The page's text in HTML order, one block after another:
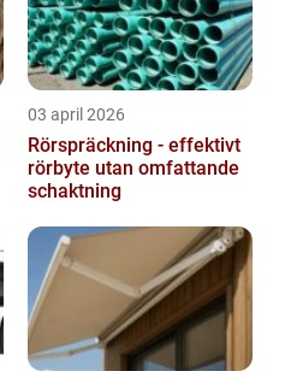
03 april 2026
Rörspräckning - effektivt
rörbyte utan omfattande
schaktning